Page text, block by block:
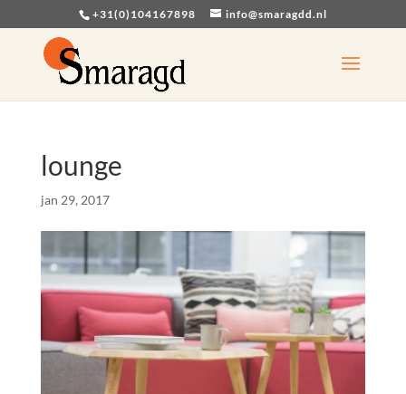
+31(0)104167898 info@smaragdd.nl
lounge
jan 29, 2017